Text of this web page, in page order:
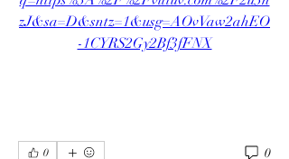
zJ&sa=D&sntz=1&usg=AOvVaw2ahEO
-1CYRS2Gy2Bf3fFNX
0 0